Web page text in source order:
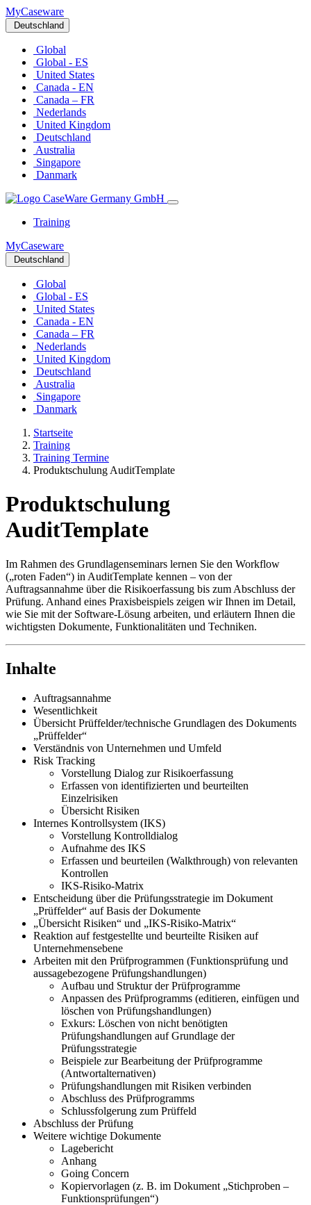
MyCaseware
Deutschland
Global
Global - ES
United States
Canada - EN
Canada – FR
Nederlands
United Kingdom
Deutschland
Australia
Singapore
Danmark
Training
MyCaseware
Deutschland
Global
Global - ES
United States
Canada - EN
Canada – FR
Nederlands
United Kingdom
Deutschland
Australia
Singapore
Danmark
Startseite
Training
Training Termine
Produktschulung AuditTemplate
Produktschulung
AuditTemplate
Im Rahmen des Grundlagenseminars lernen Sie den Workflow
(„roten Faden“) in AuditTemplate kennen – von der
Auftragsannahme über die Risikoerfassung bis zum Abschluss der
Prüfung. Anhand eines Praxisbeispiels zeigen wir Ihnen im Detail,
wie Sie mit der Software-Lösung arbeiten, und erläutern Ihnen die
wichtigsten Dokumente, Funktionalitäten und Techniken.
Inhalte
Auftragsannahme
Wesentlichkeit
Übersicht Prüffelder/technische Grundlagen des Dokuments
„Prüffelder“
Verständnis von Unternehmen und Umfeld
Risk Tracking
Vorstellung Dialog zur Risikoerfassung
Erfassen von identifizierten und beurteilten
Einzelrisiken
Übersicht Risiken
Internes Kontrollsystem (IKS)
Vorstellung Kontrolldialog
Aufnahme des IKS
Erfassen und beurteilen (Walkthrough) von relevanten
Kontrollen
IKS-Risiko-Matrix
Entscheidung über die Prüfungsstrategie im Dokument
„Prüffelder“ auf Basis der Dokumente
„Übersicht Risiken“ und „IKS-Risiko-Matrix“
Reaktion auf festgestellte und beurteilte Risiken auf
Unternehmensebene
Arbeiten mit den Prüfprogrammen (Funktionsprüfung und
aussagebezogene Prüfungshandlungen)
Aufbau und Struktur der Prüfprogramme
Anpassen des Prüfprogramms (editieren, einfügen und
löschen von Prüfungshandlungen)
Exkurs: Löschen von nicht benötigten
Prüfungshandlungen auf Grundlage der
Prüfungsstrategie
Beispiele zur Bearbeitung der Prüfprogramme
(Antwortalternativen)
Prüfungshandlungen mit Risiken verbinden
Abschluss des Prüfprogramms
Schlussfolgerung zum Prüffeld
Abschluss der Prüfung
Weitere wichtige Dokumente
Lagebericht
Anhang
Going Concern
Kopiervorlagen (z. B. im Dokument „Stichproben –
Funktionsprüfungen“)